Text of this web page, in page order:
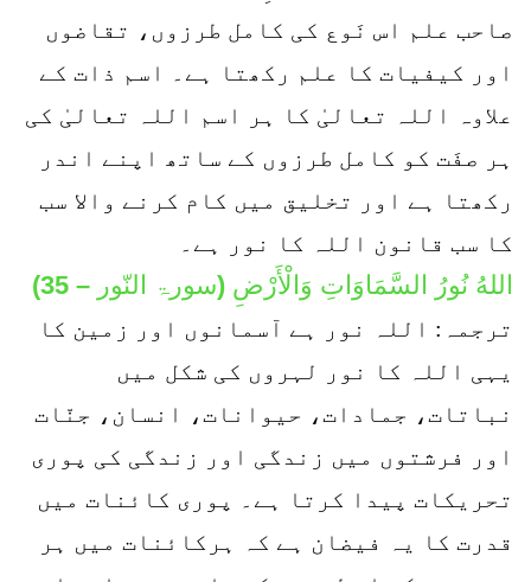
صاحب علم اس نَوع کی کامل طرزوں، تقاضوں
اور کیفیات کا علم رکھتا ہے۔ اسم ذات کے
علاوہ اللہ تعالیٰ کا ہر اسم اللہ تعالیٰ کی
ہر صفَت کو کامل طرزوں کے ساتھ اپنے اندر
رکھتا ہے اور تخلیق میں کام کرنے والا سب
کا سب قانون اللہ کا نور ہے۔
اللهُ نُورُ السَّمَاوَاتِ وَالْأَرْضِ (سورۃ النّور – 35)
ترجمہ: اللہ نور ہے آسمانوں اور زمین کا
یہی اللہ کا نور لہروں کی شکل میں
نباتات، جمادات، حیوانات، انسان، جنّات
اور فرشتوں میں زندگی اور زندگی کی پوری
تحریکات پیدا کرتا ہے۔ پوری کائنات میں
قدرت کا یہ فیضان ہے کہ ہرکائنات میں ہر